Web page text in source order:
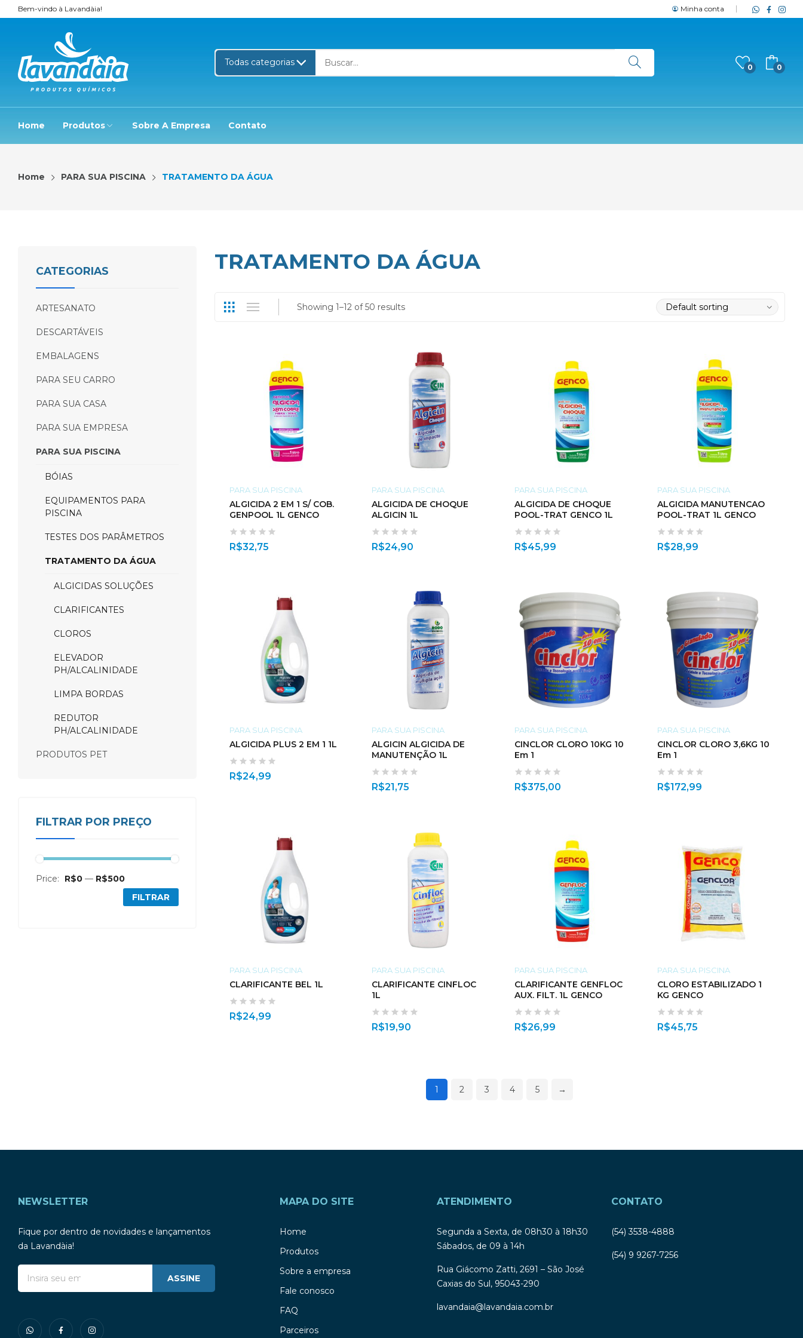
Bem-vindo à Lavandàia! Minha conta
0 0
Home Produtos Sobre A Empresa Contato
Home PARA SUA PISCINA TRATAMENTO DA ÁGUA
TRATAMENTO DA ÁGUA
Showing 1–12 of 50 results
PARA SUA PISCINA
ALGICIDA 2 EM 1 S/ COB.
GENPOOL 1L GENCO
R$32,75
PARA SUA PISCINA
ALGICIDA DE CHOQUE
ALGICIN 1L
R$24,90
PARA SUA PISCINA
ALGICIDA DE CHOQUE
POOL-TRAT GENCO 1L
R$45,99
PARA SUA PISCINA
ALGICIDA MANUTENCAO
POOL-TRAT 1L GENCO
R$28,99
PARA SUA PISCINA
ALGICIDA PLUS 2 EM 1 1L
R$24,99
PARA SUA PISCINA
ALGICIN ALGICIDA DE
MANUTENÇÃO 1L
R$21,75
PARA SUA PISCINA
CINCLOR CLORO 10KG 10
Em 1
R$375,00
PARA SUA PISCINA
CINCLOR CLORO 3,6KG 10
Em 1
R$172,99
PARA SUA PISCINA
CLARIFICANTE BEL 1L
R$24,99
PARA SUA PISCINA
CLARIFICANTE CINFLOC
1L
R$19,90
PARA SUA PISCINA
CLARIFICANTE GENFLOC
AUX. FILT. 1L GENCO
R$26,99
PARA SUA PISCINA
CLORO ESTABILIZADO 1
KG GENCO
R$45,75
1 2 3 4 5 →
CATEGORIAS
ARTESANATO
DESCARTÁVEIS
EMBALAGENS
PARA SEU CARRO
PARA SUA CASA
PARA SUA EMPRESA
PARA SUA PISCINA
BÓIAS
EQUIPAMENTOS PARA
PISCINA
TESTES DOS PARÂMETROS
TRATAMENTO DA ÁGUA
ALGICIDAS SOLUÇÕES
CLARIFICANTES
CLOROS
ELEVADOR
PH/ALCALINIDADE
LIMPA BORDAS
REDUTOR
PH/ALCALINIDADE
PRODUTOS PET
FILTRAR POR PREÇO
Price: R$0 — R$500
FILTRAR
NEWSLETTER
Fique por dentro de novidades e lançamentos
da Lavandàia!
ASSINE
MAPA DO SITE
Home
Produtos
Sobre a empresa
Fale conosco
FAQ
Parceiros
ATENDIMENTO
Segunda a Sexta, de 08h30 à 18h30
Sábados, de 09 à 14h
Rua Giácomo Zatti, 2691 – São José
Caxias do Sul, 95043-290
lavandaia@lavandaia.com.br
CONTATO
(54) 3538-4888
(54) 9 9267-7256